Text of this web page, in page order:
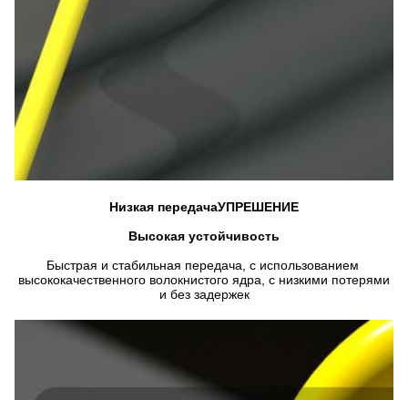
Низкая передачаУПРЕШЕНИЕ
Высокая устойчивость
Быстрая и стабильная передача, с использованием
высококачественного волокнистого ядра, с низкими потерями
и без задержек